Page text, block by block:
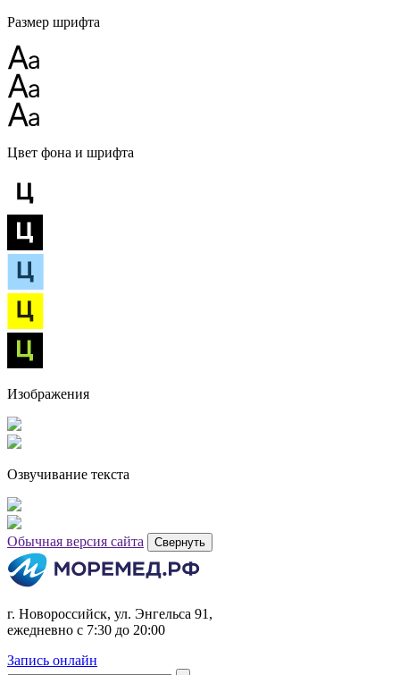
Размер шрифта
Цвет фона и шрифта
Изображения
Озвучивание текста
Обычная версия сайта Свернуть
г. Новороссийск, ул. Энгельса 91,
ежедневно с 7:30 до 20:00
Запись онлайн